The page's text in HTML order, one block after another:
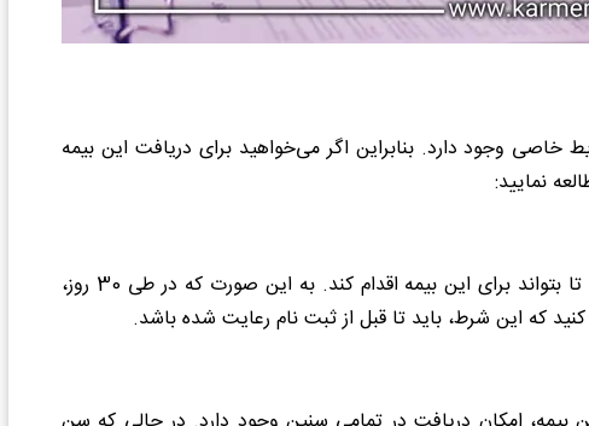
خاصی وجود دارد. بنابراین اگر می‌خواهید برای دریافت این بیمه
نمایید:
فرد متقاضی باید حداقل 30 روز سابقه بیمه داشته باشد تا بتواند برای این بیمه اقدام کند. به این صورت که در طی 30 روز،
که این شرط، باید تا قبل از ثبت نام رعایت شده باشد.